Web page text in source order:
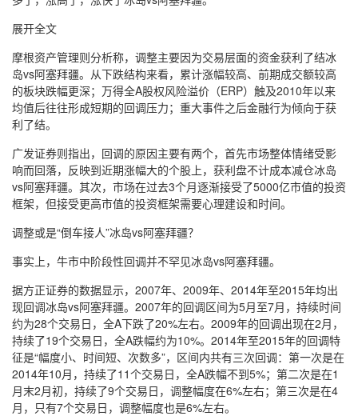
展开全文
摩根资产管理则分析称，调整主要因为交易层面的资金获利了结冰
岛vs阿塞拜疆。从下跌结构来看，累计涨幅较高、前期成交额较高
的板块跌幅更深；万得全A股权风险溢价（ERP）触及2010年以来
均值后往往形成短期的回调压力；重大事件之后金融行为倾向于获
利了结。
广发证券则指出，回调的原因主要有两个，首先市场整体情绪受影
响而回落，反映到近期涨幅大的个股上，获利盘不计成本减仓冰岛
vs阿塞拜疆。其次，市场在过去3个月逐渐接受了5000亿市值的投资
框架，但接受更高市值的投资框架需要心理建设和时间。
调整或是“倒车接人”冰岛vs阿塞拜疆？
事实上，牛市中阶段性回调并不罕见冰岛vs阿塞拜疆。
据方正证券的数据显示，2007年、2009年、2014年至2015年均出
现回调冰岛vs阿塞拜疆。2007年的回调区间为5月至7月，持续时间
约为28个交易日，全A下跌了20%左右。2009年的回调出现在2月，
持续了19个交易日，全A跌幅约为10%。2014年至2015年的回调特
征是“幅度小、时间短、次数多”，区间内共有三次回调：第一次是在
2014年10月，持续了11个交易日，全A跌幅不到5%；第二次是在1
月末2月初，持续了9个交易日，调整幅度在6%左右；第三次是在4
月，只有7个交易日，调整幅度也是6%左右。